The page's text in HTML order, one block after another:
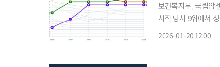
보건복지부, 국립암
시작 당시 9위에서 상승…폐암 1위→2
2026-01-20 12:00